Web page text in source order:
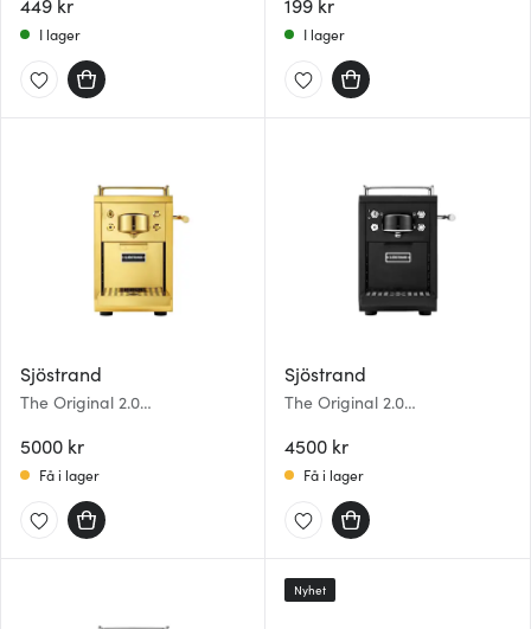
I lager I lager
Sjöstrand
The Original 2.0
mässing
5000 kr
Få i lager
Sjöstrand
The Original 2.0
4500 kr
Få i lager
Nyhet